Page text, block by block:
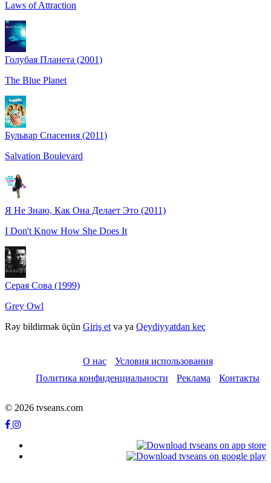
Laws of Attraction
Голубая Планета (2001)
The Blue Planet
Бульвар Cпасения (2011)
Salvation Boulevard
Я Не Знаю, Как Она Делает Это (2011)
I Don't Know How She Does It
Серая Сова (1999)
Grey Owl
Rəy bildirmək üçün Giriş et və ya Qeydiyyatdan keç
О нас
Условия использования
Политика конфиденциальности
Реклама Контакты
© 2026 tvseans.com